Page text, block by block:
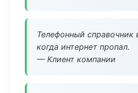
Телефонный справочник
когда интернет пропал.
— Клиент компании